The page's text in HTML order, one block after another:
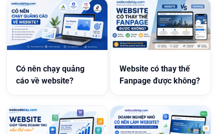
Có nên chạy quảng
cáo về website?
Website có thay thế
Fanpage được không?